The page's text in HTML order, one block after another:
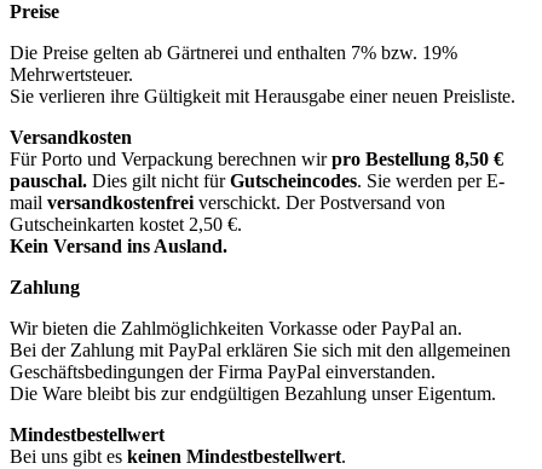
Preise
Die Preise gelten ab Gärtnerei und enthalten 7% bzw. 19%
Mehrwertsteuer.
Sie verlieren ihre Gültigkeit mit Herausgabe einer neuen Preisliste.
Versandkosten
Für Porto und Verpackung berechnen wirpro Bestellung 8,50 €
pauschal. Dies gilt nicht fürGutscheincodes. Sie werden per E-
mail versandkostenfrei verschickt. Der Postversand von
Gutscheinkarten kostet 2,50 €.
Kein Versand ins Ausland.
Zahlung
Wir bieten die Zahlmöglichkeiten Vorkasse oder PayPal an.
Bei der Zahlung mit PayPal erklären Sie sich mit den allgemeinen
Geschäftsbedingungen der Firma PayPal einverstanden.
Die Ware bleibt bis zur endgültigen Bezahlung unser Eigentum.
Mindestbestellwert
Bei uns gibt es keinen Mindestbestellwert.